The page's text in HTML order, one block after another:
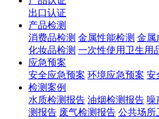
出口认证
产品检测
消费品检测 金属性能检测 金属
化妆品检测 一次性使用卫生用
应急预案
安全应急预案 环境应急预案 安
检测案例
水质检测报告 油烟检测报告 噪
测报告 废气检测报告 公共场所